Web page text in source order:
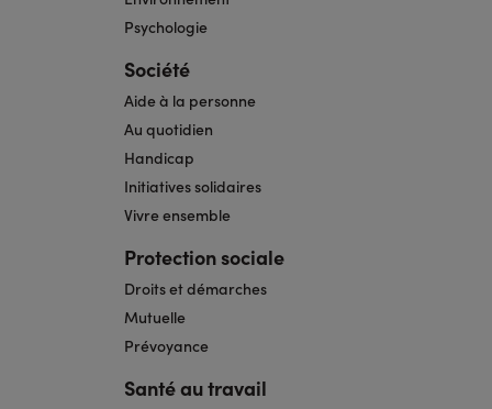
Psychologie
Société
Aide à la personne
Au quotidien
Handicap
Initiatives solidaires
Vivre ensemble
Protection sociale
Droits et démarches
Mutuelle
Prévoyance
Santé au travail